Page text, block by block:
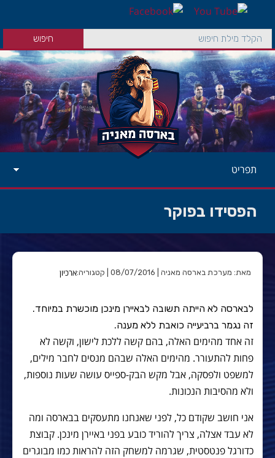
תפריט
הפסידו בפוקר
מאת: מערכת בארסה מאניה | 08/07/2016 | קטגוריה: ארכיון
לבארסה לא הייתה תשובה לבאיירן מינכן מוכשרת במיוחד.
זה נגמר ברביעייה כואבת ללא מענה.
זה אחד מהימים האלה, בהם קשה ללכת לישון, וקשה לא
פחות להתעורר. מהימים האלה שבהם מנסים לחבר מילים,
למשפט ולפסקה, אבל מקש הבק-ספייס עושה שעות נוספות,
ולא מהסיבות הנכונות.
אני חושב שקודם כל, לפני שאנחנו מתעסקים בבארסה ומה
לא עבד אצלה, צריך להוריד כובע בפני באיירן מינכן. קבוצת
כדורגל פנטסטית, שגרמה למשחק הזה להראות כמו מבוגרים